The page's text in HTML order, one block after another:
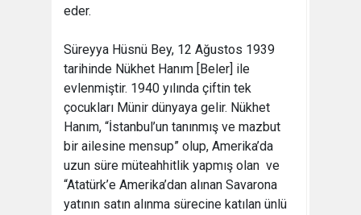
eder.
Süreyya Hüsnü Bey, 12 Ağustos 1939
tarihinde Nükhet Hanım [Beler] ile
evlenmiştir. 1940 yılında çiftin tek
çocukları Münir dünyaya gelir. Nükhet
Hanım, “İstanbul’un tanınmış ve mazbut
bir ailesine mensup” olup, Amerika’da
uzun süre müteahhitlik yapmış olan ve
“Atatürk’e Amerika’dan alınan Savarona
yatının satın alınma sürecine katılan ünlü